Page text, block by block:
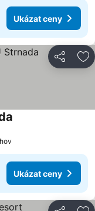
Ukázat ceny
Sdílet
Ukázat ceny